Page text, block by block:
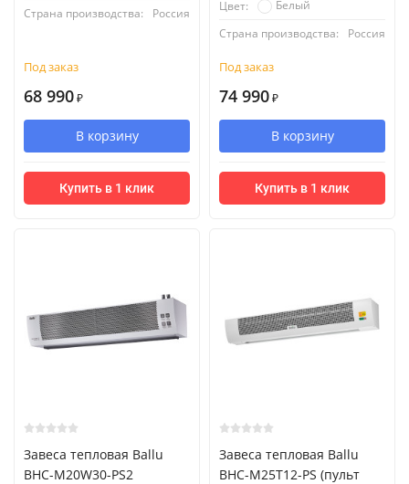
Страна производства:
Россия
Под заказ
68 990 ₽
В корзину
Купить в 1 клик
Цвет:
Белый
Страна производства:
Россия
Под заказ
74 990 ₽
В корзину
Купить в 1 клик
Завеса тепловая Ballu
BHC-M20W30-PS2
Завеса тепловая Ballu
BHC-M25T12-PS (пульт